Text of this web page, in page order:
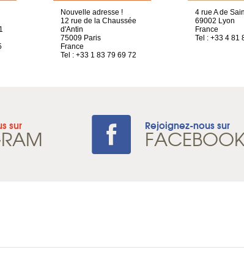
Nouvelle adresse !
12 rue de la Chaussée
d'Antin
75009 Paris
France
Tel : +33 1 83 79 69 72
4 rue A de
69002 Lyon
France
Tel : +33 4 81
sur Rejoignez-nous sur